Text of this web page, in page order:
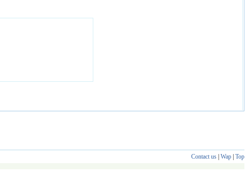
Contact us| Wap| Top